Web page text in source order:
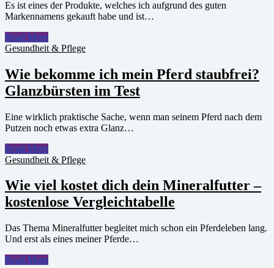
Es ist eines der Produkte, welches ich aufgrund des guten
Markennamens gekauft habe und ist…
Read More
Gesundheit & Pflege
Wie bekomme ich mein Pferd staubfrei?
Glanzbürsten im Test
Eine wirklich praktische Sache, wenn man seinem Pferd nach dem
Putzen noch etwas extra Glanz…
Read More
Gesundheit & Pflege
Wie viel kostet dich dein Mineralfutter –
kostenlose Vergleichtabelle
Das Thema Mineralfutter begleitet mich schon ein Pferdeleben lang.
Und erst als eines meiner Pferde…
Read More